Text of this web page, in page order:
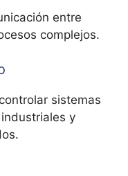
entre
complejos.
sistemas
y